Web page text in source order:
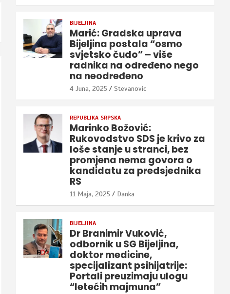
BIJELJINA
Marić: Gradska uprava
Bijeljina postala “osmo
svjetsko čudo” – više
radnika na određeno nego
na neodređeno
4 Juna, 2025 Stevanovic
REPUBLIKA SRPSKA
Marinko Božović:
Rukovodstvo SDS je krivo za
loše stanje u stranci, bez
promjena nema govora o
kandidatu za predsjednika
RS
11 Maja, 2025 Danka
BIJELJINA
Dr Branimir Vuković,
odbornik u SG Bijeljina,
doktor medicine,
specijalizant psihijatrije:
Portali preuzimaju ulogu
“letećih majmuna”